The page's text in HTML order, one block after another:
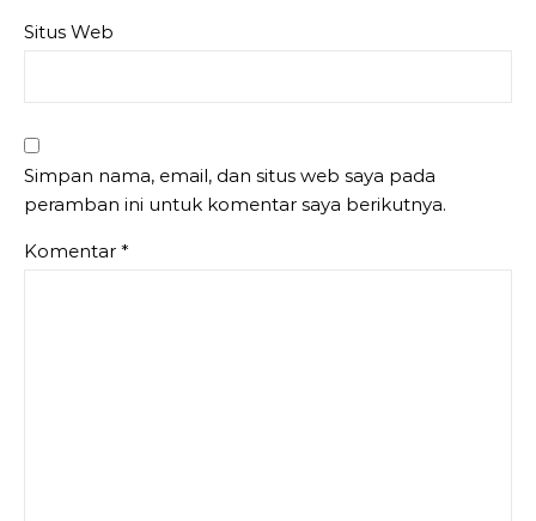
Situs Web
Simpan nama, email, dan situs web saya pada
peramban ini untuk komentar saya berikutnya.
Komentar *